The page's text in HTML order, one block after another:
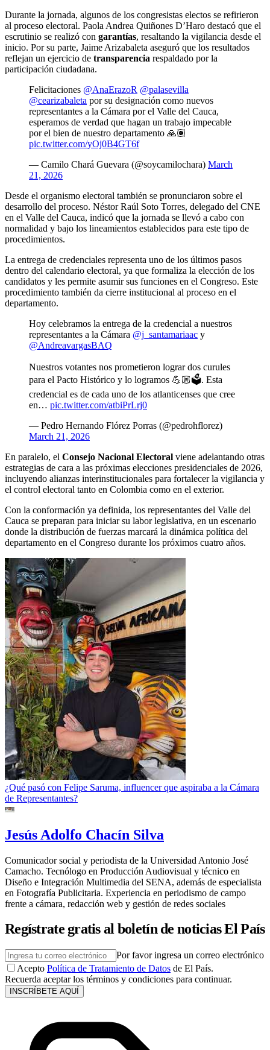
Durante la jornada, algunos de los congresistas electos se refirieron
al proceso electoral. Paola Andrea Quiñones D’Haro destacó que el
escrutinio se realizó con garantías, resaltando la vigilancia desde el
inicio. Por su parte, Jaime Arizabaleta aseguró que los resultados
reflejan un ejercicio de transparencia respaldado por la
participación ciudadana.
Felicitaciones @AnaErazoR @palasevilla
@cearizabaleta por su designación como nuevos
representantes a la Cámara por el Valle del Cauca,
esperamos de verdad que hagan un trabajo impecable
por el bien de nuestro departamento 🙏🏽
pic.twitter.com/yOj0B4GT6f
— Camilo Chará Guevara (@soycamilochara) March
21, 2026
Desde el organismo electoral también se pronunciaron sobre el
desarrollo del proceso. Néstor Raúl Soto Torres, delegado del CNE
en el Valle del Cauca, indicó que la jornada se llevó a cabo con
normalidad y bajo los lineamientos establecidos para este tipo de
procedimientos.
La entrega de credenciales representa uno de los últimos pasos
dentro del calendario electoral, ya que formaliza la elección de los
candidatos y les permite asumir sus funciones en el Congreso. Este
procedimiento también da cierre institucional al proceso en el
departamento.
Hoy celebramos la entrega de la credencial a nuestros
representantes a la Cámara @j_santamariaac y
@AndreavargasBAQ
Nuestros votantes nos prometieron lograr dos curules
para el Pacto Histórico y lo logramos 💪🏼🗳️. Esta
credencial es de cada uno de los atlanticenses que cree
en… pic.twitter.com/atbiPrLrj0
— Pedro Hernando Flórez Porras (@pedrohflorez)
March 21, 2026
En paralelo, el Consejo Nacional Electoral viene adelantando otras
estrategias de cara a las próximas elecciones presidenciales de 2026,
incluyendo alianzas interinstitucionales para fortalecer la vigilancia y
el control electoral tanto en Colombia como en el exterior.
Con la conformación ya definida, los representantes del Valle del
Cauca se preparan para iniciar su labor legislativa, en un escenario
donde la distribución de fuerzas marcará la dinámica política del
departamento en el Congreso durante los próximos cuatro años.
¿Qué pasó con Felipe Saruma, influencer que aspiraba a la Cámara
de Representantes?
Jesús Adolfo Chacín Silva
Comunicador social y periodista de la Universidad Antonio José
Camacho. Tecnólogo en Producción Audiovisual y técnico en
Diseño e Integración Multimedia del SENA, además de especialista
en Fotografía Publicitaria. Experiencia en periodismo de campo
frente a cámara, redacción web y gestión de redes sociales
Regístrate gratis al boletín de noticias El País
Por favor ingresa un correo electrónico
Acepto Política de Tratamiento de Datos de El País.
Recuerda aceptar los términos y condiciones para continuar.
INSCRÍBETE AQUÍ